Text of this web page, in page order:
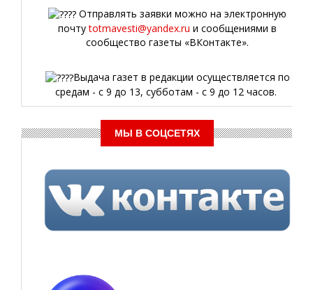
Отправлять заявки можно на электронную
почтуtotmavesti@yandex.ru и сообщениями в
сообщество газеты «ВКонтакте».
Выдача газет в редакции осуществляется по
средам - с 9 до 13, субботам - с 9 до 12 часов.
МЫ В СОЦСЕТЯХ